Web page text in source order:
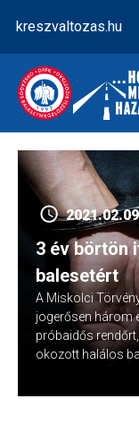
content
kreszvaltozas.hu
3 év börtön
balesetért
A Miskolci
jogerősen három
próbaidős
okozott halálos